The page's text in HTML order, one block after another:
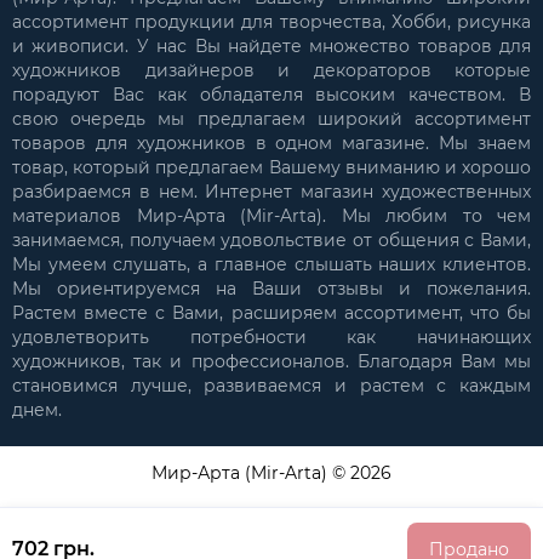
702 грн. Продано
ассортимент продукции для творчества, Хобби, рисунка
и живописи. У нас Вы найдете множество товаров для
художников дизайнеров и декораторов которые
порадуют Вас как обладателя высоким качеством. В
свою очередь мы предлагаем широкий ассортимент
товаров для художников в одном магазине. Мы знаем
товар, который предлагаем Вашему вниманию и хорошо
разбираемся в нем. Интернет магазин художественных
материалов Мир-Арта (Mir-Arta). Мы любим то чем
занимаемся, получаем удовольствие от общения с Вами,
Мы умеем слушать, а главное слышать наших клиентов.
Мы ориентируемся на Ваши отзывы и пожелания.
Растем вместе с Вами, расширяем ассортимент, что бы
удовлетворить потребности как начинающих
художников, так и профессионалов. Благодаря Вам мы
становимся лучше, развиваемся и растем с каждым
днем.
Мир-Арта (Mir-Arta) © 2026